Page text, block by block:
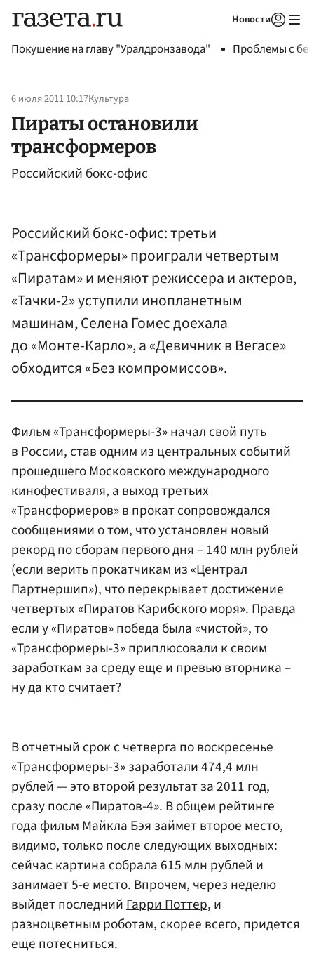
Новости
Покушение на главу "Уралдронзавода" Проблемы с
6 июля 2011 10:17Культура
Пираты остановили
трансформеров
Российский бокс-офис
Российский бокс-офис: третьи
«Трансформеры» проиграли четвертым
«Пиратам» и меняют режиссера и актеров,
«Тачки-2» уступили инопланетным
машинам, Селена Гомес доехала
до «Монте-Карло», а «Девичник в Вегасе»
обходится «Без компромиссов».
Фильм «Трансформеры-3» начал свой путь
в России, став одним из центральных событий
прошедшего Московского международного
кинофестиваля, а выход третьих
«Трансформеров» в прокат сопровождался
сообщениями о том, что установлен новый
рекорд по сборам первого дня – 140 млн рублей
(если верить прокатчикам из «Централ
Партнершип»), что перекрывает достижение
четвертых «Пиратов Карибского моря». Правда
если у «Пиратов» победа была «чистой», то
«Трансформеры-3» приплюсовали к своим
заработкам за среду еще и превью вторника –
ну да кто считает?
В отчетный срок с четверга по воскресенье
«Трансформеры-3» заработали 474,4 млн
рублей — это второй результат за 2011 год,
сразу после «Пиратов-4». В общем рейтинге
года фильм Майкла Бэя займет второе место,
видимо, только после следующих выходных:
сейчас картина собрала 615 млн рублей и
занимает 5-е место. Впрочем, через неделю
выйдет последнийГарри Поттер, и
разноцветным роботам, скорее всего, придется
еще потесниться.